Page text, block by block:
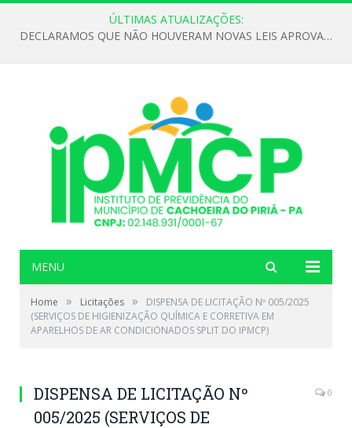
ÚLTIMAS ATUALIZAÇÕES:
DECLARAMOS QUE NÃO HOUVERAM NOVAS LEIS APROVADAS ATÉ O MOMENTO PARA O INSTITUTO DE PREVIDÊNCIA NO ANO DE 2026
MENU
Home » Licitações »
DISPENSA DE LICITAÇÃO Nº 005/2025
(SERVIÇOS DE HIGIENIZAÇÃO QUÍMICA E CORRETIVA EM
APARELHOS DE AR CONDICIONADOS SPLIT DO IPMCP)
DISPENSA DE LICITAÇÃO Nº
005/2025 (SERVIÇOS DE
0